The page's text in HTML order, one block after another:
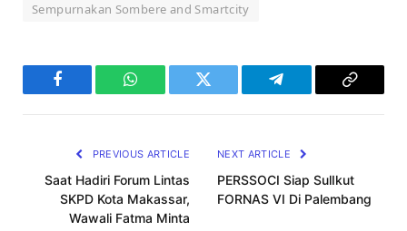
Sempurnakan Sombere and Smartcity
Facebook WhatsAppTwitter Telegram
Copy
PREVIOUS ARTICLE
Saat Hadiri Forum Lintas
SKPD Kota Makassar,
Wawali Fatma Minta
NEXT ARTICLE
PERSSOCI Siap SulIkut
FORNAS VI Di Palembang